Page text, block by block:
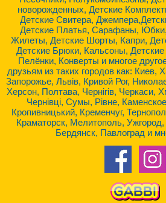
новорожденных, Детские
Детские Свитера,
Детские Платья, Сарафаны, Юбки,
Жилеты, Детские Шорты, Капри,
Детские Брюки, Кальсоны,
Пелёнки, Конверты и многое
друзьям из таких городов как: Киев,
Запорожье, Львів, Кривой Рог,
Херсон, Полтава, Чернігів, Черкаси,
Чернівці, Сумы, Рівне,
Кропивницький, Кременчуг,
Краматорск, Мелитополь,
Бердянск, Павлоград и